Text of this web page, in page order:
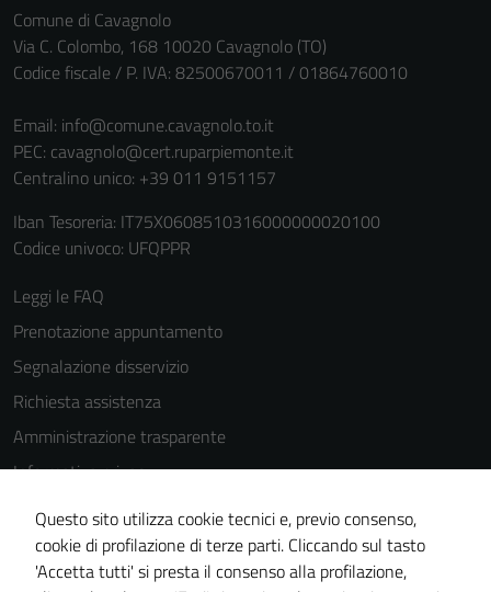
Comune di Cavagnolo
Via C. Colombo, 168 10020 Cavagnolo (TO)
Codice fiscale / P. IVA: 82500670011 / 01864760010
Email: info@comune.cavagnolo.to.it
PEC: cavagnolo@cert.ruparpiemonte.it
Centralino unico: +39 011 9151157
Iban Tesoreria: IT75X0608510316000000020100
Codice univoco: UFQPPR
Leggi le FAQ
Prenotazione appuntamento
Segnalazione disservizio
Richiesta assistenza
Amministrazione trasparente
Informativa privacy
Cookie Policy
Note legali
Dichiarazione di accessibilità
Questo sito utilizza cookie tecnici e, previo consenso,
cookie di profilazione di terze parti. Cliccando sul tasto
'Accetta tutti' si presta il consenso alla profilazione,
non raccolgono
informazioni
personali.